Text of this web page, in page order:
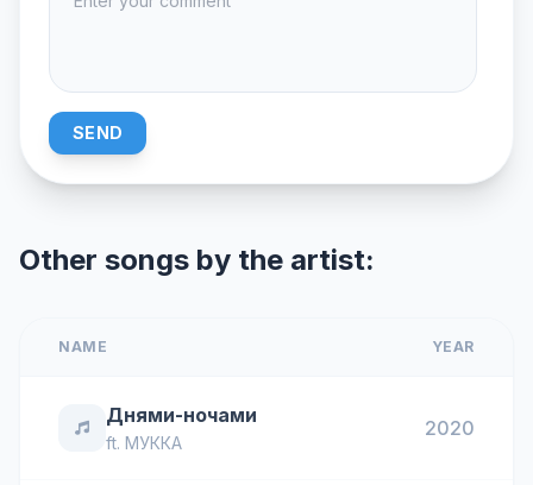
SEND
Other songs by the artist:
NAME YEAR
Днями-ночами
ft. МУККА
2020